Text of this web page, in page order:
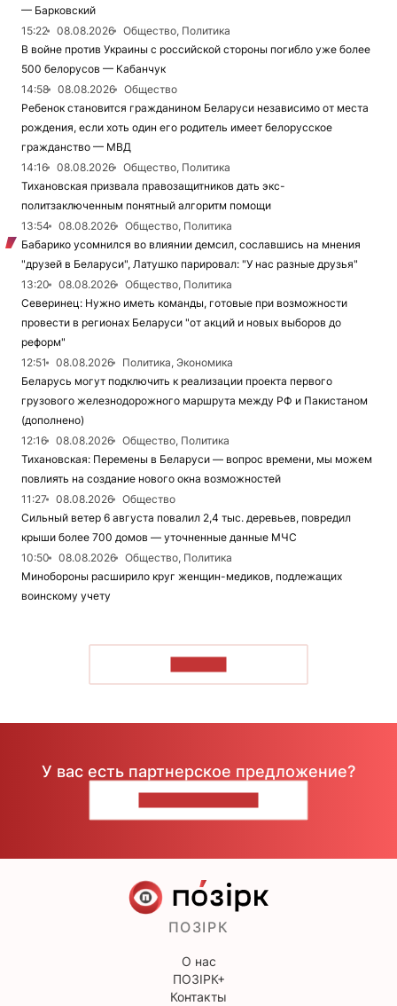
— Барковский
15:22
08.08.2026
Общество, Политика
В войне против Украины с российской стороны погибло уже более
500 белорусов — Кабанчук
14:58
08.08.2026
Общество
Ребенок становится гражданином Беларуси независимо от места
рождения, если хоть один его родитель имеет белорусское
гражданство — МВД
14:16
08.08.2026
Общество, Политика
Тихановская призвала правозащитников дать экс-
политзаключенным понятный алгоритм помощи
13:54
08.08.2026
Общество, Политика
Бабарико усомнился во влиянии демсил, сославшись на мнения
"друзей в Беларуси", Латушко парировал: "У нас разные друзья"
13:20
08.08.2026
Общество, Политика
Северинец: Нужно иметь команды, готовые при возможности
провести в регионах Беларуси "от акций и новых выборов до
реформ"
12:51
08.08.2026
Политика, Экономика
Беларусь могут подключить к реализации проекта первого
грузового железнодорожного маршрута между РФ и Пакистаном
(дополнено)
12:16
08.08.2026
Общество, Политика
Тихановская: Перемены в Беларуси — вопрос времени, мы можем
повлиять на создание нового окна возможностей
11:27
08.08.2026
Общество
Сильный ветер 6 августа повалил 2,4 тыс. деревьев, повредил
крыши более 700 домов — уточненные данные МЧС
10:50
08.08.2026
Общество, Политика
Минобороны расширило круг женщин-медиков, подлежащих
воинскому учету
У вас есть партнерское предложение?
ПОЗІРК
О нас
ПОЗІРК+
Контакты